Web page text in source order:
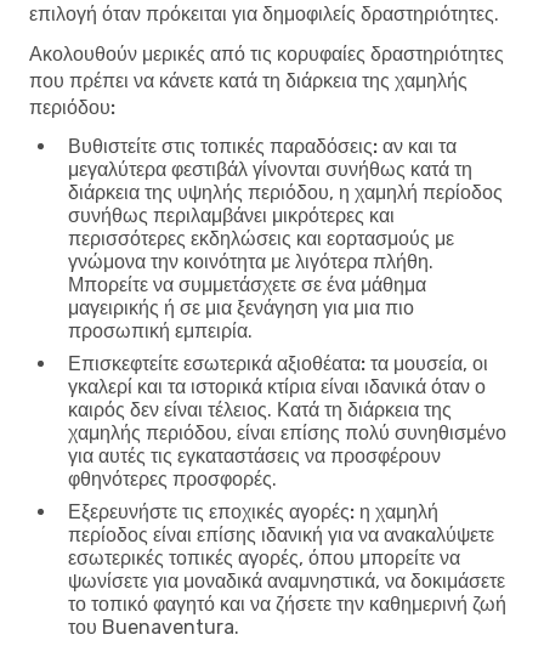
επιλογή όταν πρόκειται για δημοφιλείς δραστηριότητες.
Ακολουθούν μερικές από τις κορυφαίες δραστηριότητες
που πρέπει να κάνετε κατά τη διάρκεια της χαμηλής
περιόδου:
Βυθιστείτε στις τοπικές παραδόσεις: αν και τα
μεγαλύτερα φεστιβάλ γίνονται συνήθως κατά τη
διάρκεια της υψηλής περιόδου, η χαμηλή περίοδος
συνήθως περιλαμβάνει μικρότερες και
περισσότερες εκδηλώσεις και εορτασμούς με
γνώμονα την κοινότητα με λιγότερα πλήθη.
Μπορείτε να συμμετάσχετε σε ένα μάθημα
μαγειρικής ή σε μια ξενάγηση για μια πιο
προσωπική εμπειρία.
Επισκεφτείτε εσωτερικά αξιοθέατα: τα μουσεία, οι
γκαλερί και τα ιστορικά κτίρια είναι ιδανικά όταν ο
καιρός δεν είναι τέλειος. Κατά τη διάρκεια της
χαμηλής περιόδου, είναι επίσης πολύ συνηθισμένο
για αυτές τις εγκαταστάσεις να προσφέρουν
φθηνότερες προσφορές.
Εξερευνήστε τις εποχικές αγορές: η χαμηλή
περίοδος είναι επίσης ιδανική για να ανακαλύψετε
εσωτερικές τοπικές αγορές, όπου μπορείτε να
ψωνίσετε για μοναδικά αναμνηστικά, να δοκιμάσετε
το τοπικό φαγητό και να ζήσετε την καθημερινή ζωή
του Buenaventura.